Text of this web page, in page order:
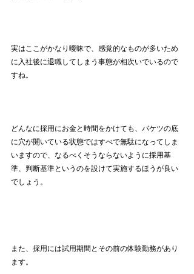
実はここがかなり曖昧で、感覚的なものが多いため
に入社後に退職してしまう事態が相次いでいるので
すね。
どんなに採用にお金と時間をかけても、バケツの底
に穴が開いている状態ではすべで無駄になってしま
いますので、なるべくそうならないように採用基
準、判断基準というのを設けて実施するほうが良い
でしょう。
また、採用には試用期間とその前の体験勤務があり
ます。